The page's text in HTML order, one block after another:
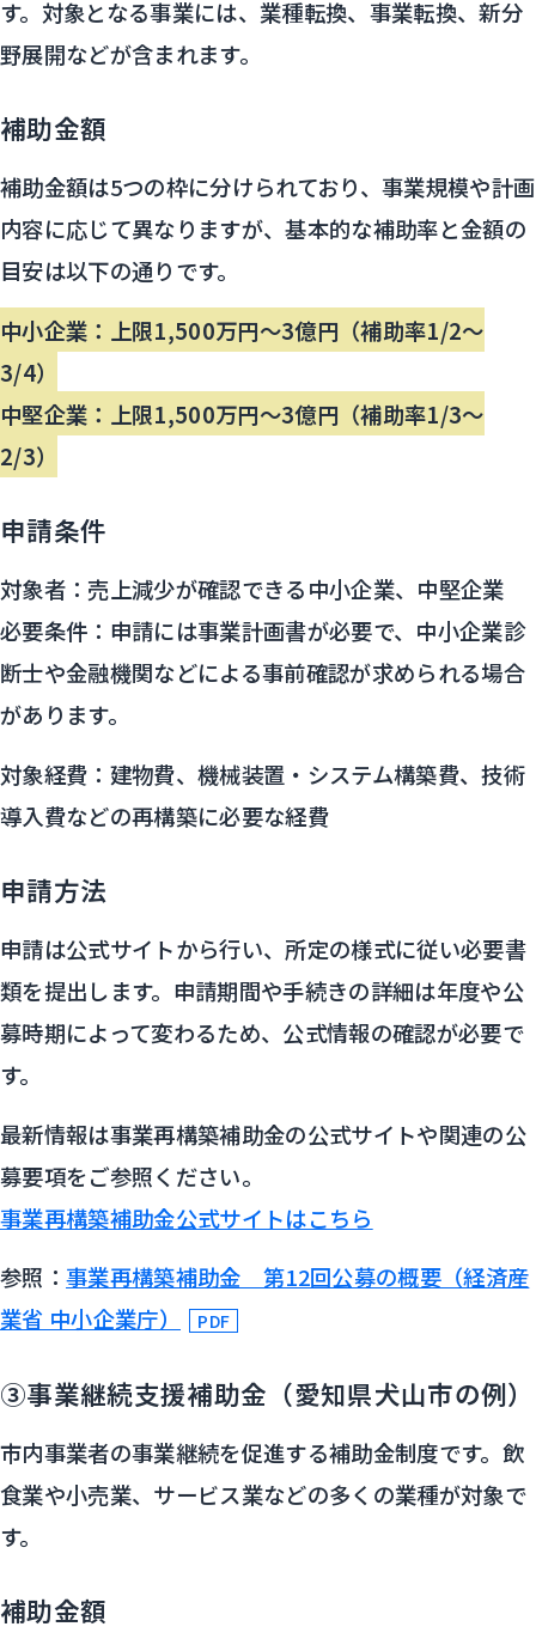
す。対象となる事業には、業種転換、事業転換、新分
野展開などが含まれます。
補助金額
補助金額は5つの枠に分けられており、事業規模や計画
内容に応じて異なりますが、基本的な補助率と金額の
目安は以下の通りです。
中小企業：上限1,500万円～3億円（補助率1/2～
3/4）
中堅企業：上限1,500万円～3億円（補助率1/3～
2/3）
申請条件
対象者：売上減少が確認できる中小企業、中堅企業
必要条件：申請には事業計画書が必要で、中小企業診
断士や金融機関などによる事前確認が求められる場合
があります。
対象経費：建物費、機械装置・システム構築費、技術
導入費などの再構築に必要な経費
申請方法
申請は公式サイトから行い、所定の様式に従い必要書
類を提出します。申請期間や手続きの詳細は年度や公
募時期によって変わるため、公式情報の確認が必要で
す。
最新情報は事業再構築補助金の公式サイトや関連の公
募要項をご参照ください。
事業再構築補助金公式サイトはこちら
参照：事業再構築補助金 第12回公募の概要（経済産
業省 中小企業庁）
③事業継続支援補助金（愛知県犬山市の例）
市内事業者の事業継続を促進する補助金制度です。飲
食業や小売業、サービス業などの多くの業種が対象で
す。
補助金額